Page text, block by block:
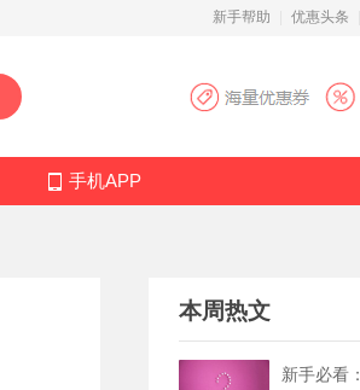
新手帮助 优惠头条
手机APP
本周热文
新手必看